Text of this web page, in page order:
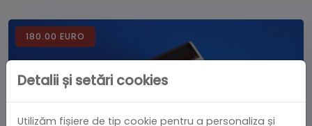
180.00 EURO
Detalii și setări cookies
Utilizăm fișiere de tip cookie pentru a personaliza și